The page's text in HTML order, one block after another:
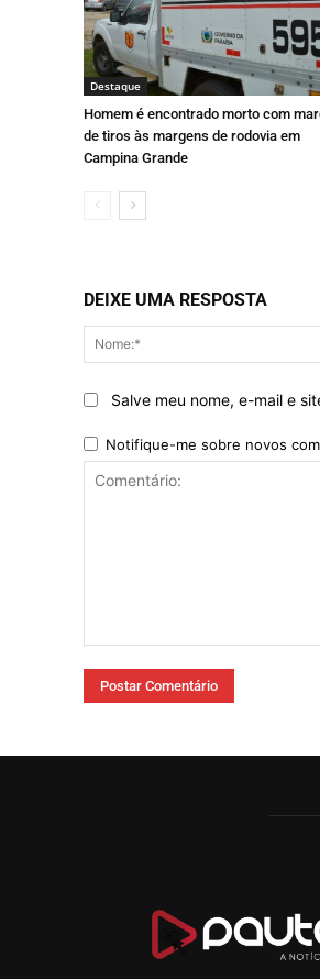
Destaque
Homem é encontrado morto com
de tiros às margens de rodovia em
Campina Grande
DEIXE UMA RESPOSTA
Salve meu nome, e-mail e
Notifique-me sobre novos